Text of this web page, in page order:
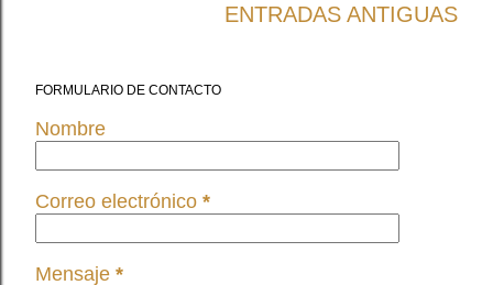
ENTRADAS ANTIGUAS
FORMULARIO DE CONTACTO
Nombre
Correo electrónico *
Mensaje *